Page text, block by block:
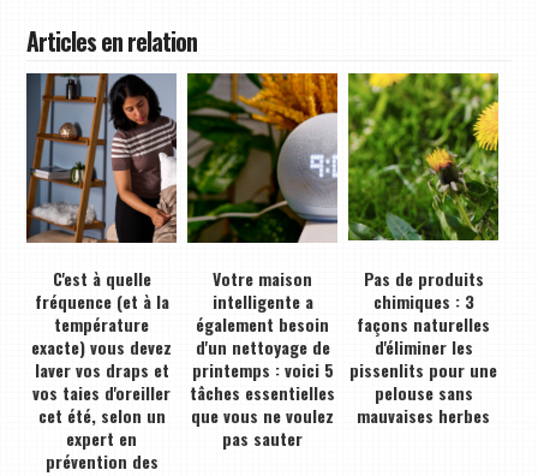
Articles en relation
C'est à quelle
fréquence (et à la
température
exacte) vous devez
laver vos draps et
vos taies d'oreiller
cet été, selon un
expert en
prévention des
Votre maison
intelligente a
également besoin
d'un nettoyage de
printemps : voici 5
tâches essentielles
que vous ne voulez
pas sauter
Pas de produits
chimiques : 3
façons naturelles
d'éliminer les
pissenlits pour une
pelouse sans
mauvaises herbes